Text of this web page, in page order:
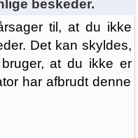
beskeder.
til, at du ikke
Det kan skyldes,
at du ikke er
har afbrudt denne